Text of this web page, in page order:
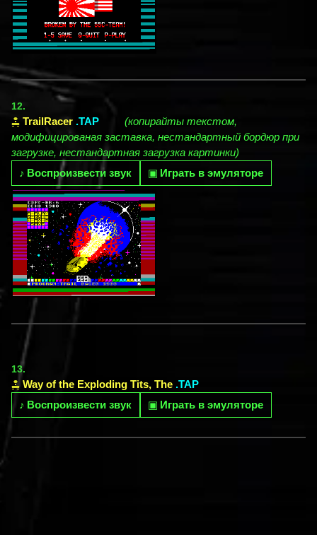
12.
TrailRacer .TAP
(копирайты текстом,
модифицированая заставка, нестандартный бордюр при
загрузке, нестандартная загрузка картинки)
♪ Воспроизвести звук ▣ Играть в эмуляторе
13.
Way of the Exploding Tits, The .TAP
♪ Воспроизвести звук ▣ Играть в эмуляторе